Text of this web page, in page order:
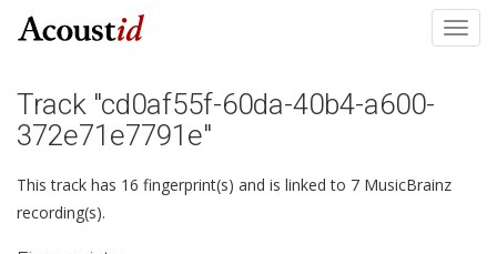
Track "cd0af55f-60da-40b4-a600-
372e71e7791e"
This track has 16 fingerprint(s) and is linked to 7 MusicBrainz
recording(s).